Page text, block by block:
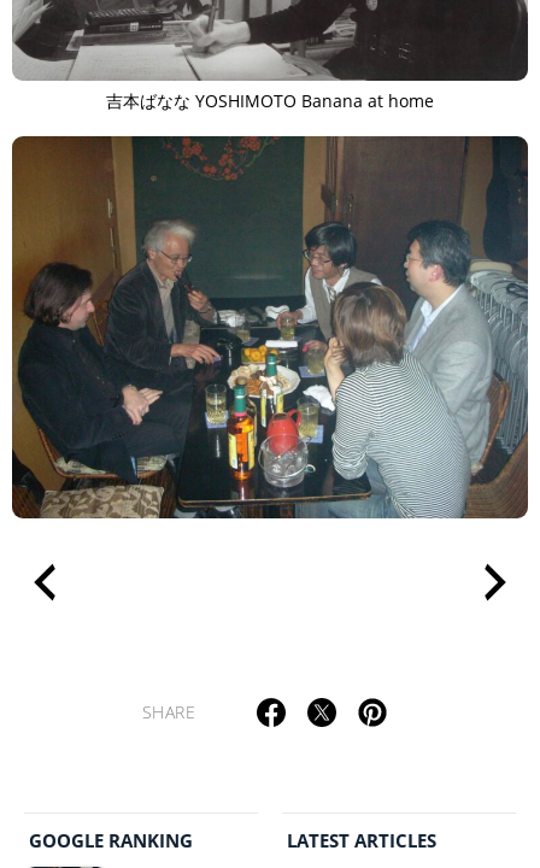
吉本ばなな YOSHIMOTO Banana at home
SHARE
GOOGLE RANKING LATEST ARTICLES